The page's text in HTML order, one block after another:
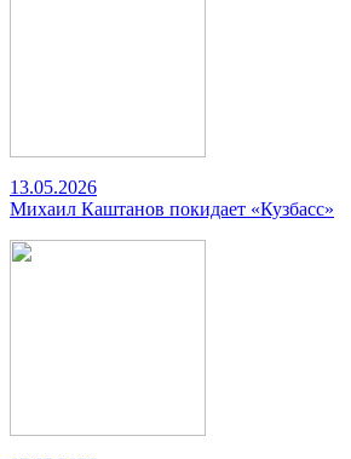
13.05.2026
Михаил Каштанов покидает «Кузбасс»